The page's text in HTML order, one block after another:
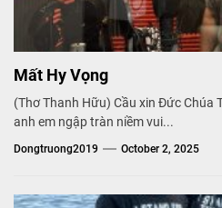
Mất Hy Vọng
(Thơ Thanh Hữu) Cầu xin Đức Chúa
anh em ngập tràn niềm vui...
Dongtruong2019 October 2, 2025